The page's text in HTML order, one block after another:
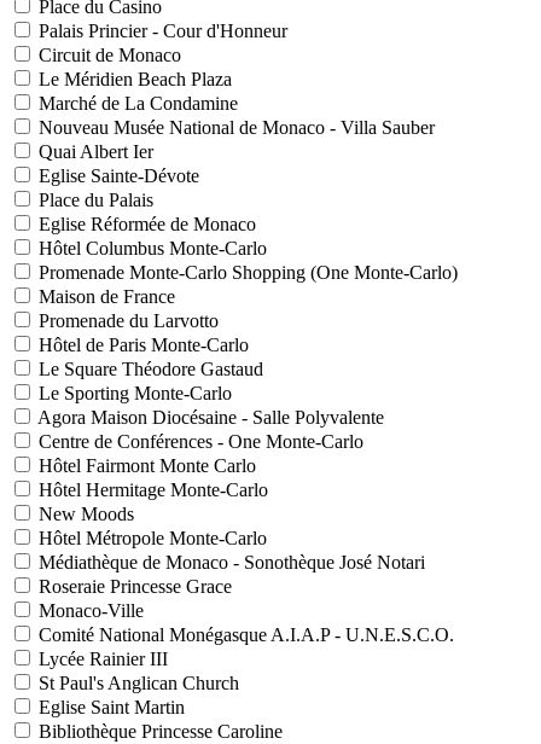
Place du Casino
Palais Princier - Cour d'Honneur
Circuit de Monaco
Le Méridien Beach Plaza
Marché de La Condamine
Nouveau Musée National de Monaco - Villa Sauber
Quai Albert Ier
Eglise Sainte-Dévote
Place du Palais
Eglise Réformée de Monaco
Hôtel Columbus Monte-Carlo
Promenade Monte-Carlo Shopping (One Monte-Carlo)
Maison de France
Promenade du Larvotto
Hôtel de Paris Monte-Carlo
Le Square Théodore Gastaud
Le Sporting Monte-Carlo
Agora Maison Diocésaine - Salle Polyvalente
Centre de Conférences - One Monte-Carlo
Hôtel Fairmont Monte Carlo
Hôtel Hermitage Monte-Carlo
New Moods
Hôtel Métropole Monte-Carlo
Médiathèque de Monaco - Sonothèque José Notari
Roseraie Princesse Grace
Monaco-Ville
Comité National Monégasque A.I.A.P - U.N.E.S.C.O.
Lycée Rainier III
St Paul's Anglican Church
Eglise Saint Martin
Bibliothèque Princesse Caroline